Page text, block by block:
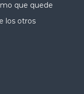
que quede
los otros